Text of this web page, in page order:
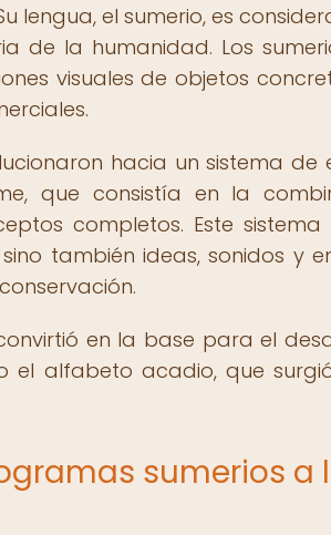
lengua, el sumerio, es
de la humanidad. Los
visuales de objetos
hacia un sistema
que consistía en la
completos. Este
también ideas, sonidos y
en la base para el
el alfabeto acadio, que
sumerios a